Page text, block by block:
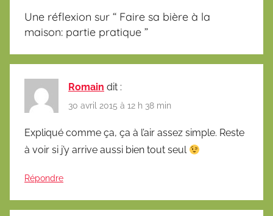
Une réflexion sur “ Faire sa bière à la
maison: partie pratique ”
Romain dit :
30 avril 2015 à 12 h 38 min
Expliqué comme ça, ça à l’air assez simple. Reste
à voir si j’y arrive aussi bien tout seul
Répondre